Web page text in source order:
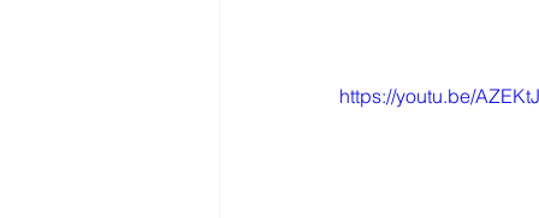
https://youtu.be/